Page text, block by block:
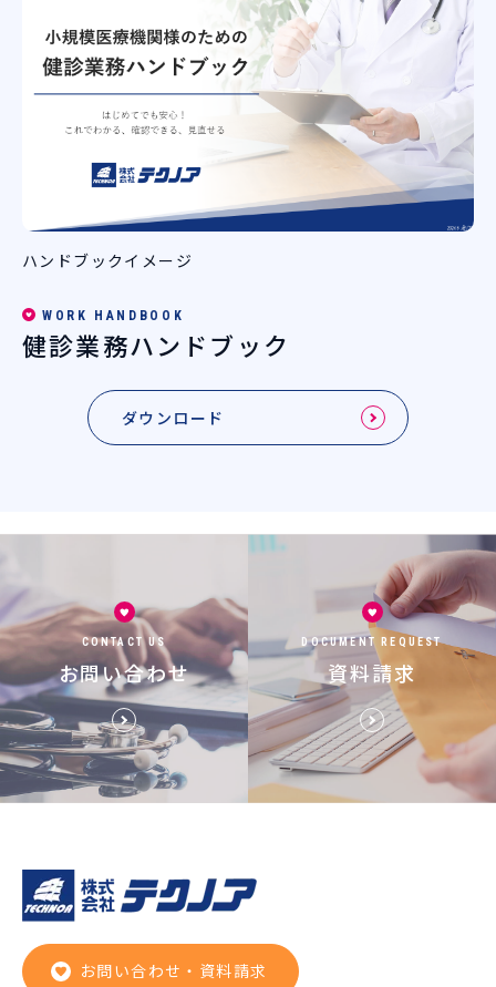
ハンドブックイメージ
WORK HANDBOOK
健診業務ハンドブック
ダウンロード
CONTACT US
お問い合わせ
DOCUMENT REQUEST
資料請求
お問い合わせ・資料請求